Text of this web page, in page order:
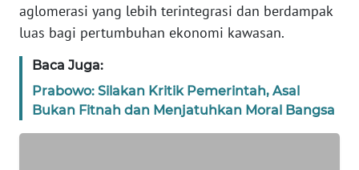
aglomerasi yang lebih terintegrasi dan berdampak
luas bagi pertumbuhan ekonomi kawasan.
Baca Juga:
Prabowo: Silakan Kritik Pemerintah, Asal
Bukan Fitnah dan Menjatuhkan Moral Bangsa
WN
BANTEN
WN
NTT